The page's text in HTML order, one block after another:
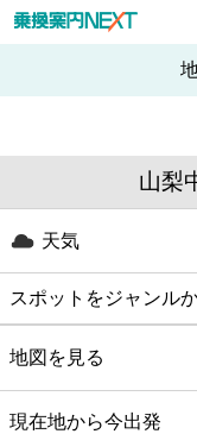
山梨
天気
スポットをジャンル
グルメ
映画
地図を見る
現在地から今出発